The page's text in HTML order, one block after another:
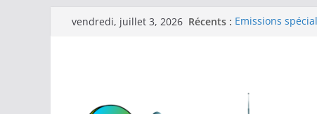
Passervendredi, juillet 3, 2026 Récents : Emissions
Emission
Audiolivre « La